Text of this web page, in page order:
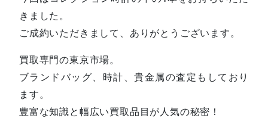
きました。
ご成約いただきまして、ありがとうございます。
買取専門の東京市場。
ブランドバッグ、時計、貴金属の査定もしており
ます。
豊富な知識と幅広い買取品目が人気の秘密！